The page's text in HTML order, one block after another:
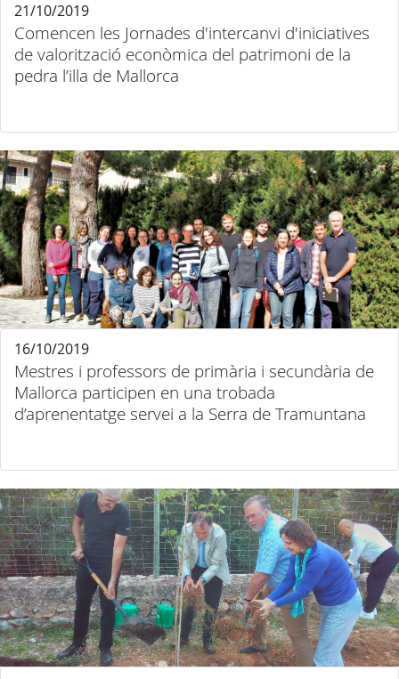
Comencen les Jornades d'intercanvi d'iniciatives
de valorització econòmica del patrimoni de la
pedra l’illa de Mallorca
21/10/2019
Mestres i professors de primària i secundària de
Mallorca participen en una trobada
d’aprenentatge servei a la Serra de Tramuntana
16/10/2019